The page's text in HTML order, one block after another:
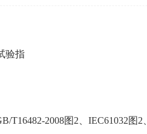
验指
2008图2、IEC61032图2